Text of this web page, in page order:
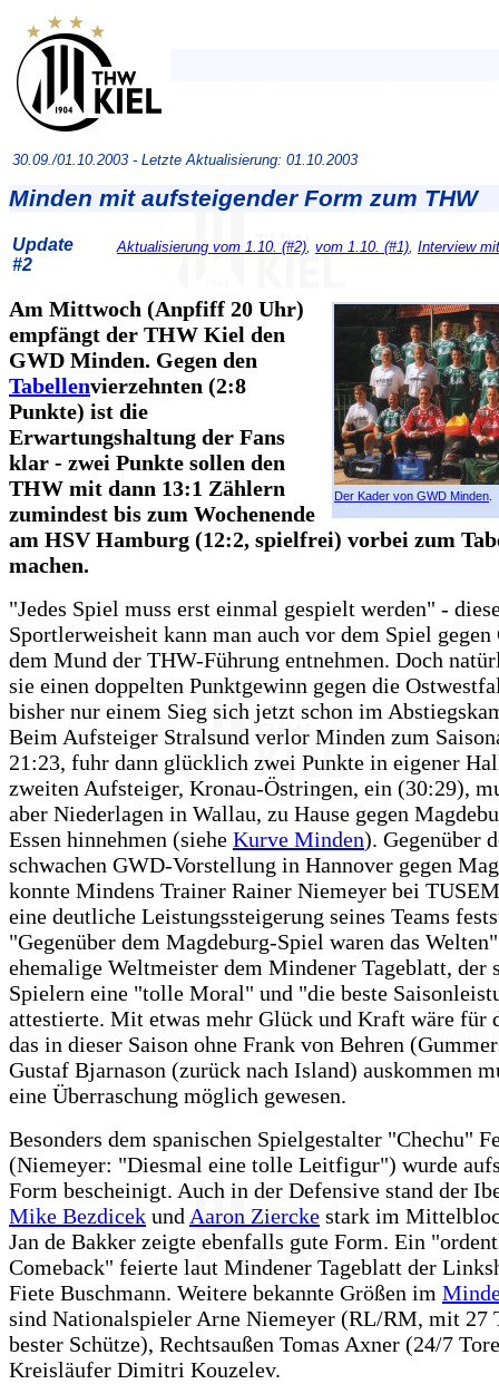
30.09./01.10.2003 - Letzte Aktualisierung: 01.10.2003
Minden mit aufsteigender Form zum THW
Update
#2
Aktualisierung vom 1.10. (#2), vom 1.10. (#1), Interview
Der Kader von GWD Minden
Am Mittwoch (Anpfiff 20 Uhr)
empfängt der THW Kiel den
GWD Minden. Gegen den
Tabellenvierzehnten (2:8
Punkte) ist die
Erwartungshaltung der Fans
klar - zwei Punkte sollen den
THW mit dann 13:1 Zählern
zumindest bis zum Wochenende
am HSV Hamburg (12:2, spielfrei) vorbei zum
machen.
"Jedes Spiel muss erst einmal gespielt werden" -
Sportlerweisheit kann man auch vor dem Spiel gegen
dem Mund der THW-Führung entnehmen. Doch
sie einen doppelten Punktgewinn gegen die
bisher nur einem Sieg sich jetzt schon im
Beim Aufsteiger Stralsund verlor Minden zum
21:23, fuhr dann glücklich zwei Punkte in eigener
zweiten Aufsteiger, Kronau-Östringen, ein (30:29),
aber Niederlagen in Wallau, zu Hause gegen
Essen hinnehmen (siehe Kurve Minden). Gegenüber
schwachen GWD-Vorstellung in Hannover gegen
konnte Mindens Trainer Rainer Niemeyer bei
eine deutliche Leistungssteigerung seines Teams
"Gegenüber dem Magdeburg-Spiel waren das
ehemalige Weltmeister dem Mindener Tageblatt, der
Spielern eine "tolle Moral" und "die beste
attestierte. Mit etwas mehr Glück und Kraft wäre für
das in dieser Saison ohne Frank von Behren
Gustaf Bjarnason (zurück nach Island) auskommen
eine Überraschung möglich gewesen.
Besonders dem spanischen Spielgestalter "Chechu"
(Niemeyer: "Diesmal eine tolle Leitfigur") wurde
Form bescheinigt. Auch in der Defensive stand der
Mike Bezdicek und Aaron Ziercke stark im
Jan de Bakker zeigte ebenfalls gute Form. Ein
Comeback" feierte laut Mindener Tageblatt der
Fiete Buschmann. Weitere bekannte Größen im
sind Nationalspieler Arne Niemeyer (RL/RM, mit 27
bester Schütze), Rechtsaußen Tomas Axner (24/7
Kreisläufer Dimitri Kouzelev.